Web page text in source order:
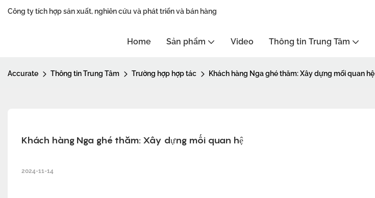
Công ty tích hợp sản xuất, nghiên cứu và phát triển và bán hàng
Home Sản phẩm Video Thông tin Trung Tâm
Accurate Thông tin Trung Tâm Trường hợp hợp tác Khách hàng Nga ghé thăm: Xây dựng mối quan hệ
Khách hàng Nga ghé thăm: Xây dựng mối quan hệ
2024-11-14